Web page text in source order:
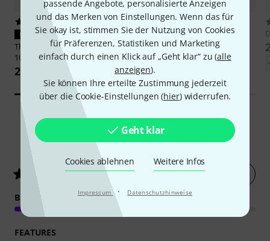
passende Angebote, personalisierte Anzeigen
und das Merken von Einstellungen. Wenn das für
Sie okay ist, stimmen Sie der Nutzung von Cookies
für Präferenzen, Statistiken und Marketing
einfach durch einen Klick auf „Geht klar“ zu (alle
anzeigen).
Sie können Ihre erteilte Zustimmung jederzeit
über die Cookie-Einstellungen (hier) widerrufen.
Geht klar
Cookies ablehnen Weitere Infos
Impressum · Datenschutzhinweise
33
PASST GARANTIERT
Thon
Mixer Case Powermate
1000-3
248 €
13
PASST GARANTIERT
DynacordRMK 1000-3
98 €
6Kundenbewertungen
4.5/ 5 Jetzt bewerten
BEDIENUNG
FEATURES